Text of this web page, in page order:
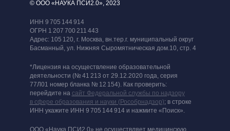
*Лицензия на осуществление образовательной
деятельности (№ 41 213 от 29.12.2020 года, серия
77Л01 номер бланка № 12 154). Как проверить:
перейдите на сайт Федеральной службы по надзору
в сфере образования и науки (Рособрнадзор); в строке
ИНН укажите ИНН 9 705 144 914 и нажмите «Поиск».
© ООО «НАУКА ПСИ2.0», 2023
ООО «Наука ПСИ2.0» не осуществляет медицинскую
ИНН 9 705 144 914
ОГРН 1 207 700 211 443
Адрес: 105 120, г. Москва, вн.тер.г. муниципальный округ
Басманный, ул. Нижняя Сыромятническая дом.10, стр. 4